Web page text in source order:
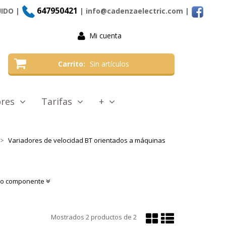
| 647950421 | info@cadenzaelectric.com |
Mi cuenta
Carrito Sin artículos
Tarifas +
Variadores de velocidad BT orientados a máquinas
componente
MostrarMostrar
Mostrados 2 productos de 2